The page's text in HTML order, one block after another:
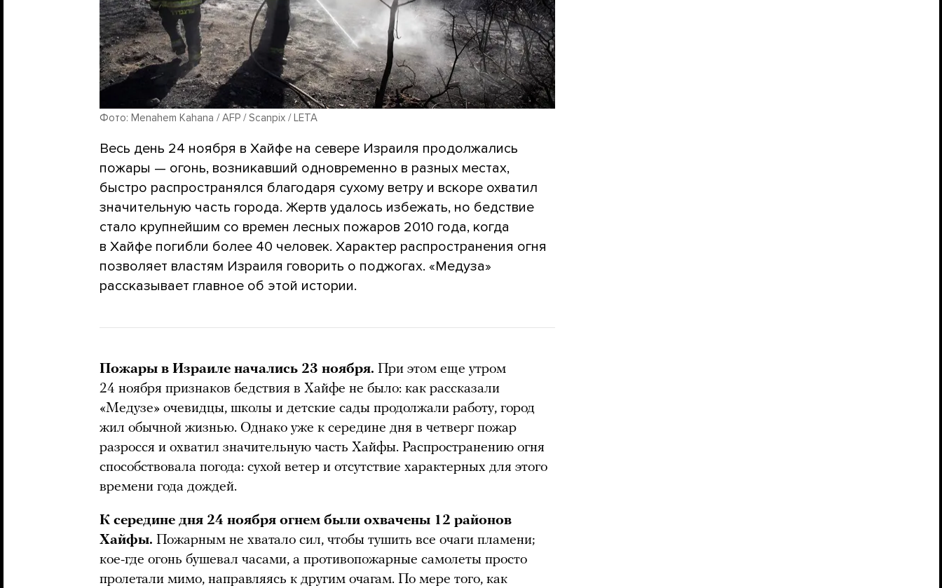
Фото: Menahem Kahana / AFP / Scanpix / LETA
Весь день 24 ноября в Хайфе на севере Израиля продолжались
пожары — огонь, возникавший одновременно в разных местах,
быстро распространялся благодаря сухому ветру и вскоре охватил
значительную часть города. Жертв удалось избежать, но бедствие
стало крупнейшим со времен лесных пожаров 2010 года, когда
в Хайфе погибли более 40 человек. Характер распространения огня
позволяет властям Израиля говорить о поджогах. «Медуза»
рассказывает главное об этой истории.
Пожары в Израиле начались 23 ноября. При этом еще утром
24 ноября признаков бедствия в Хайфе не было: как рассказали
«Медузе» очевидцы, школы и детские сады продолжали работу, город
жил обычной жизнью. Однако уже к середине дня в четверг пожар
разросся и охватил значительную часть Хайфы. Распространению огня
способствовала погода: сухой ветер и отсутствие характерных для этого
времени года дождей.
К середине дня 24 ноября огнем были охвачены 12 районов
Хайфы. Пожарным не хватало сил, чтобы тушить все очаги пламени;
кое-где огонь бушевал часами, а противопожарные самолеты просто
пролетали мимо, направляясь к другим очагам. По мере того, как